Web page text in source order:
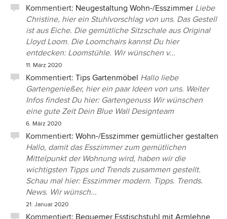
Kommentiert: Neugestaltung Wohn-/Esszimmer Liebe
Christine, hier ein Stuhlvorschlag von uns. Das Gestell
ist aus Eiche. Die gemütliche Sitzschale aus Original
Lloyd Loom. Die Loomchairs kannst Du hier
entdecken: Loomstühle. Wir wünschen v...
11. März 2020
Kommentiert: Tips Gartenmöbel Hallo liebe
Gartengenießer, hier ein paar Ideen von uns. Weiter
Infos findest Du hier: Gartengenuss Wir wünschen
eine gute Zeit Dein Blue Wall Designteam
6. März 2020
Kommentiert: Wohn-/Esszimmer gemütlicher gestalten
Hallo, damit das Esszimmer zum gemütlichen
Mittelpunkt der Wohnung wird, haben wir die
wichtigsten Tipps und Trends zusammen gestellt.
Schau mal hier: Esszimmer modern. Tipps. Trends.
News. Wir wünsch...
21. Januar 2020
Kommentiert: Bequemer Esstischstuhl mit Armlehne